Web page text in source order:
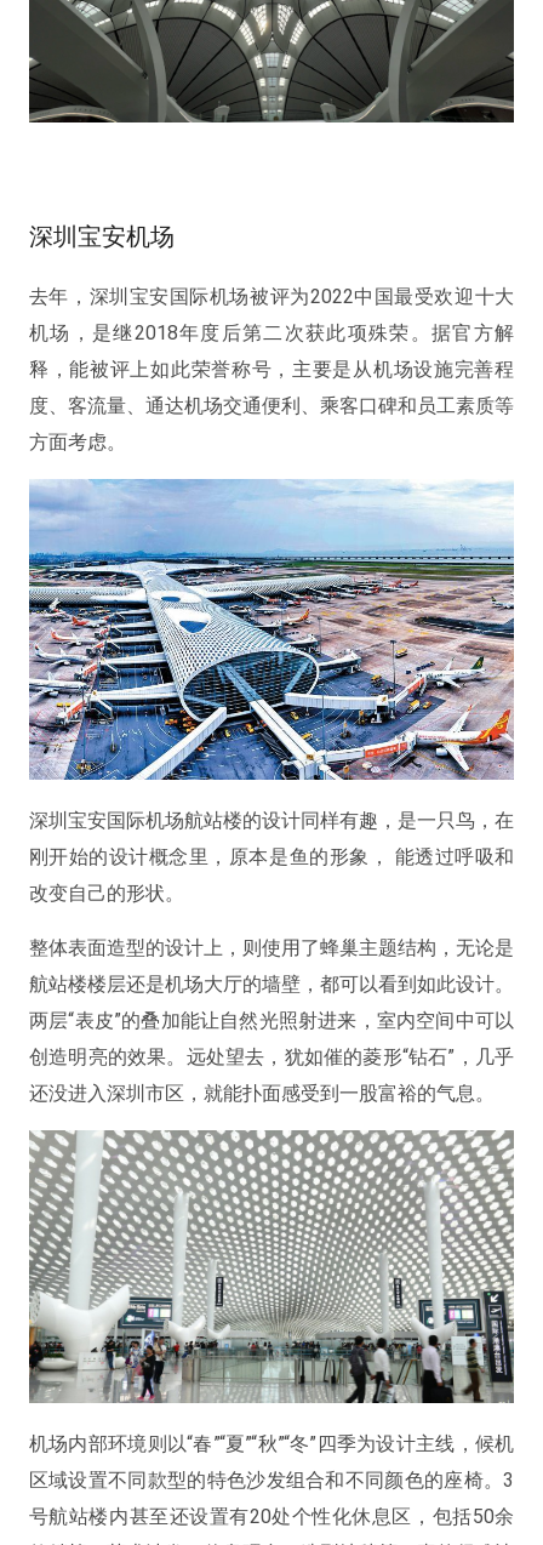
深圳宝安机场
去年，深圳宝安国际机场被评为2022中国最受欢迎十大
机场，是继2018年度后第二次获此项殊荣。据官方解
释，能被评上如此荣誉称号，主要是从机场设施完善程
度、客流量、通达机场交通便利、乘客口碑和员工素质等
方面考虑。
深圳宝安国际机场航站楼的设计同样有趣，是一只鸟，在
刚开始的设计概念里，原本是鱼的形象， 能透过呼吸和
改变自己的形状。
整体表面造型的设计上，则使用了蜂巢主题结构，无论是
航站楼楼层还是机场大厅的墙壁，都可以看到如此设计。
两层“表皮”的叠加能让自然光照射进来，室内空间中可以
创造明亮的效果。远处望去，犹如催的菱形“钻石”，几乎
还没进入深圳市区，就能扑面感受到一股富裕的气息。
机场内部环境则以“春”“夏”“秋”“冬”四季为设计主线，候机
区域设置不同款型的特色沙发组合和不同颜色的座椅。3
号航站楼内甚至还设置有20处个性化休息区，包括50余